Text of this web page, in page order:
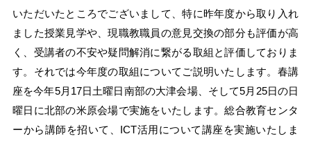
いただいたところでございまして、特に昨年度から取り入れ
ました授業見学や、現職教職員の意見交換の部分も評価が高
く、受講者の不安や疑問解消に繋がる取組と評価しておりま
す。それでは今年度の取組についてご説明いたします。春講
座を今年5月17日土曜日南部の大津会場、そして5月25日の日
曜日に北部の米原会場で実施をいたします。総合教育センタ
ーから講師を招いて、ICT活用について講座を実施いたしま